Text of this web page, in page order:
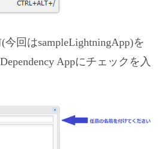
今回はsampleLightningApp)を
Appにチェックを入